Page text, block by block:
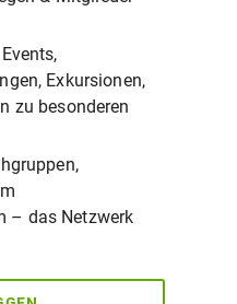
Exkursionen,
zu besonderen
– das Netzwerk